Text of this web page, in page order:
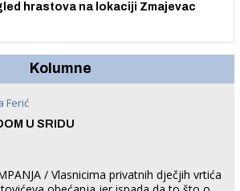
hrastova na lokaciji Zmajevac
Kolumne
Ferić
U SRIDU
/ Vlasnicima privatnih dječjih vrtića